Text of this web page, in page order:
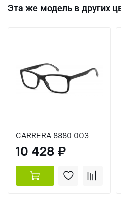
Эта же модель в других
CARRERA 8880 003
10 428 ₽